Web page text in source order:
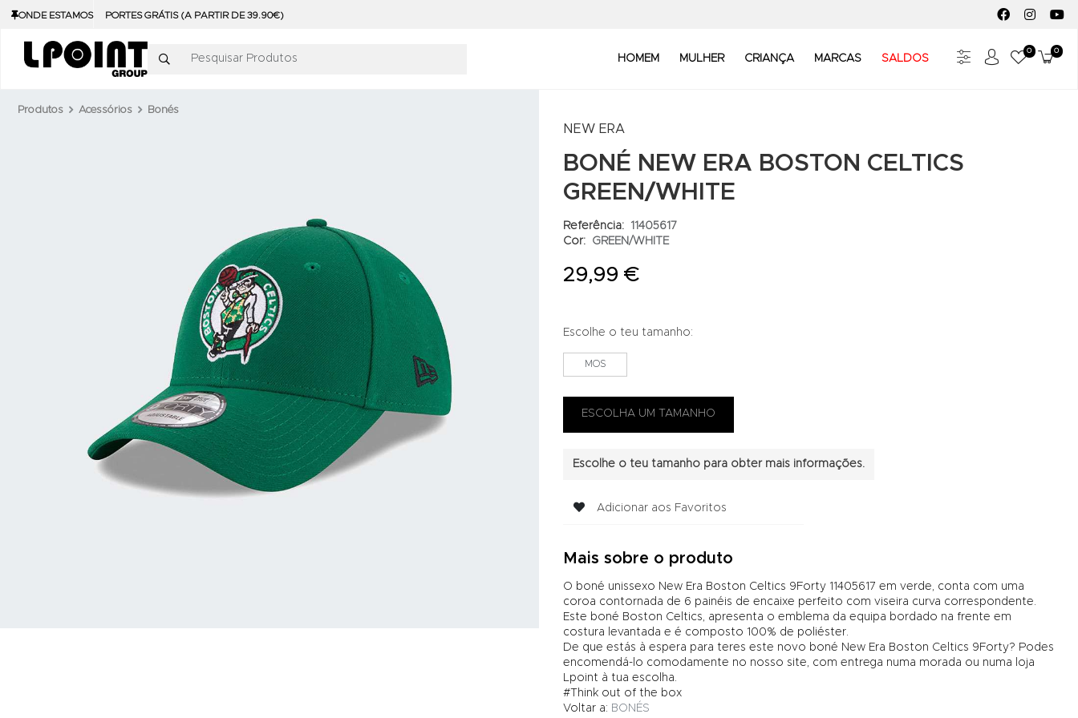
ONDE ESTAMOS PORTES GRÁTIS (A PARTIR DE 39.90€) FACEBOOK
Pesquisar Produtos
HOMEM MULHER CRIANÇA MARCAS SALDOS Meus
0 0
Produtos Acessórios Bonés
NEW ERA
BONÉ NEW ERA BOSTON CELTICS
GREEN/WHITE
Referência:
11405617
Cor:
GREEN/WHITE
29,99 €
Escolhe o teu tamanho:
MOS
Escolhe o teu tamanho para obter mais informações.
Adicionar aos Favoritos
Mais sobre o produto
O boné unissexo New Era Boston Celtics 9Forty 11405617 em verde, conta com uma
coroa contornada de 6 painéis de encaixe perfeito com viseira curva correspondente.
Este boné Boston Celtics, apresenta o emblema da equipa bordado na frente em
costura levantada e é composto 100% de poliéster.
De que estás à espera para teres este novo boné New Era Boston Celtics 9Forty? Podes
encomendá-lo comodamente no nosso site, com entrega numa morada ou numa loja
Lpoint à tua escolha.
#Think out of the box
Voltar a: BONÉS